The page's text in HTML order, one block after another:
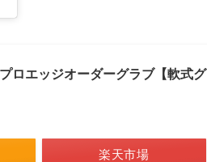
ロエッジオーダーグラブ【軟式グ
楽天市場